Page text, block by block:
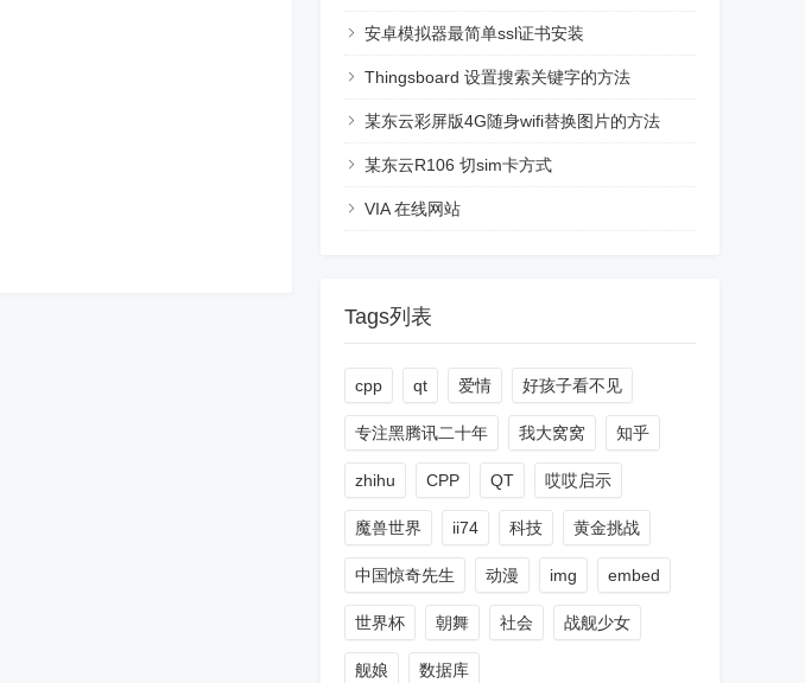
安卓模拟器最简单ssl证书安装
Thingsboard 设置搜索关键字的方法
某东云彩屏版4G随身wifi替换图片的方法
某东云R106 切sim卡方式
VIA 在线网站
Tags列表
cpp qt 爱情 好孩子看不见
专注黑腾讯二十年 我大窝窝 知乎
zhihu CPP QT 哎哎启示
魔兽世界 ii74 科技 黄金挑战
中国惊奇先生 动漫 img embed
世界杯 朝舞 社会 战舰少女
舰娘 数据库